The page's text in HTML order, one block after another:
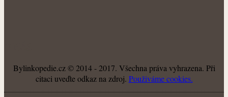
Bylinkopedie.cz © 2014 - 2017. Všechna práva vyhrazena. Při
citaci uveďte odkaz na zdroj. Použiváme cookies.